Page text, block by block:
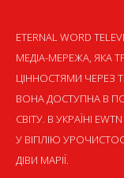
ETERNAL WORD
МЕДІА-МЕРЕЖА, ЯКА
ЦІННОСТЯМИ ЧЕРЕЗ
ВОНА ДОСТУПНА В
СВІТУ. В УКРАЇНІ
У ВІГІЛІЮ
ДІВИ МАРІЇ.